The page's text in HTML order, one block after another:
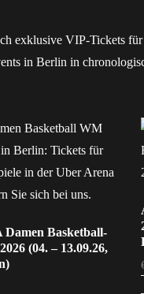
exklusive VIP-Tickets für
in Berlin in
Damen Basketball-
(04. – 13.09.26,